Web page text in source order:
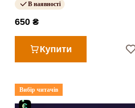
В наявності
650 ₴
Купити
Вибір читачів